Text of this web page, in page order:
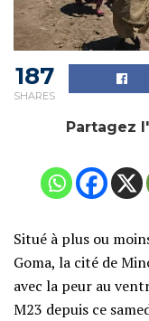
187
SHARES
Partagez
Situé à plus ou
Goma, la cité de
avec la peur au
M23 depuis ce